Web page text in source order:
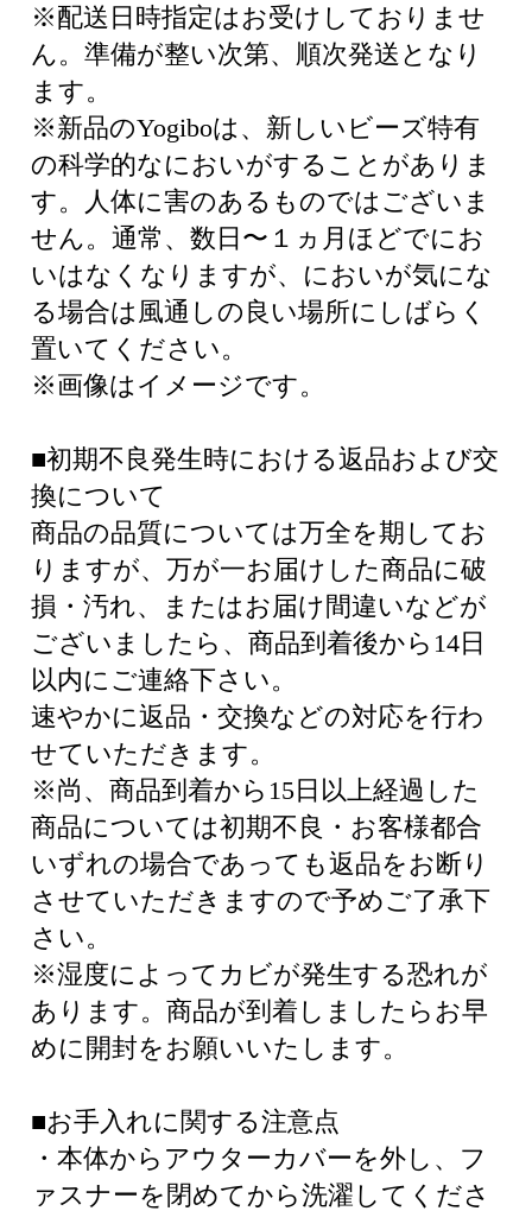
※配送日時指定はお受けしておりませ
ん。準備が整い次第、順次発送となり
ます。
※新品のYogiboは、新しいビーズ特有
の科学的なにおいがすることがありま
す。人体に害のあるものではございま
せん。通常、数日〜１ヵ月ほどでにお
いはなくなりますが、においが気にな
る場合は風通しの良い場所にしばらく
置いてください。
※画像はイメージです。
■初期不良発生時における返品および交
換について
商品の品質については万全を期してお
りますが、万が一お届けした商品に破
損・汚れ、またはお届け間違いなどが
ございましたら、商品到着後から14日
以内にご連絡下さい。
速やかに返品・交換などの対応を行わ
せていただきます。
※尚、商品到着から15日以上経過した
商品については初期不良・お客様都合
いずれの場合であっても返品をお断り
させていただきますので予めご了承下
さい。
※湿度によってカビが発生する恐れが
あります。商品が到着しましたらお早
めに開封をお願いいたします。
■お手入れに関する注意点
・本体からアウターカバーを外し、フ
ァスナーを閉めてから洗濯してくださ